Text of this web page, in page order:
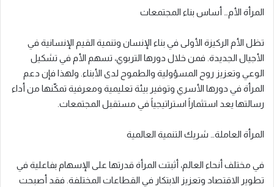
المرأة الأم… أساس بناء المجتمعات
تظل الأم الركيزة الأولى في بناء الإنسان وتنمية القيم الإنسانية في
الأجيال الجديدة. فمن خلال دورها التربوي، تسهم الأم في تشكيل
الوعي وتعزيز روح المسؤولية والطموح لدى الأبناء. ولهذا فإن دعم
المرأة في دورها الأسري وتوفير بيئة تعليمية ومعرفية تمكّنها من أداء
رسالتها يعد استثماراً استراتيجياً في مستقبل المجتمعات.
المرأة العاملة… شريك التنمية العالمية
في مختلف أنحاء العالم، أثبتت المرأة قدرتها على الإسهام بفاعلية في
تطوير الاقتصاد وتعزيز الابتكار في القطاعات المختلفة. فقد أصبحت